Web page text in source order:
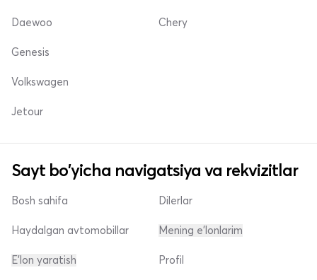
Daewoo Chery
Genesis
Volkswagen
Jetour
Sayt bo'yicha navigatsiya va rekvizitlar
Bosh sahifa
Haydalgan avtomobillar
E'lon yaratish
Dilerlar
Mening e'lonlarim
Profil